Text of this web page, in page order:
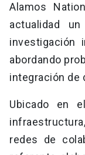
Alamos
actualidad
investigación
abordando
integración de
Ubicado en
redes de